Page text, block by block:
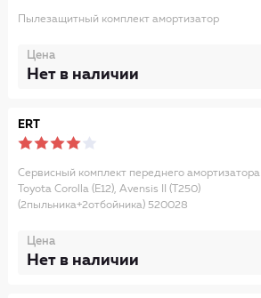
Пылезащитный комплект амортизатор
Цена
Нет в наличии
ERT
Сервисный комплект переднего амортизатора
Toyota Corolla (E12), Avensis II (T250)
(2пыльника+2отбойника) 520028
Цена
Нет в наличии